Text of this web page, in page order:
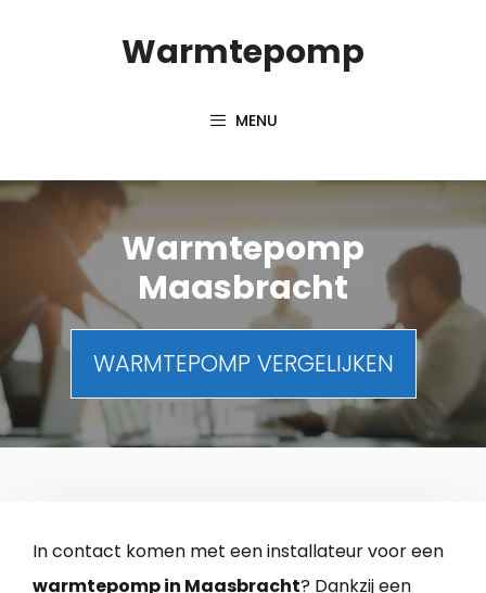
Warmtepomp
MENU
Warmtepomp
Maasbracht
WARMTEPOMP VERGELIJKEN
In contact komen met een installateur voor een
warmtepomp in Maasbracht? Dankzij een